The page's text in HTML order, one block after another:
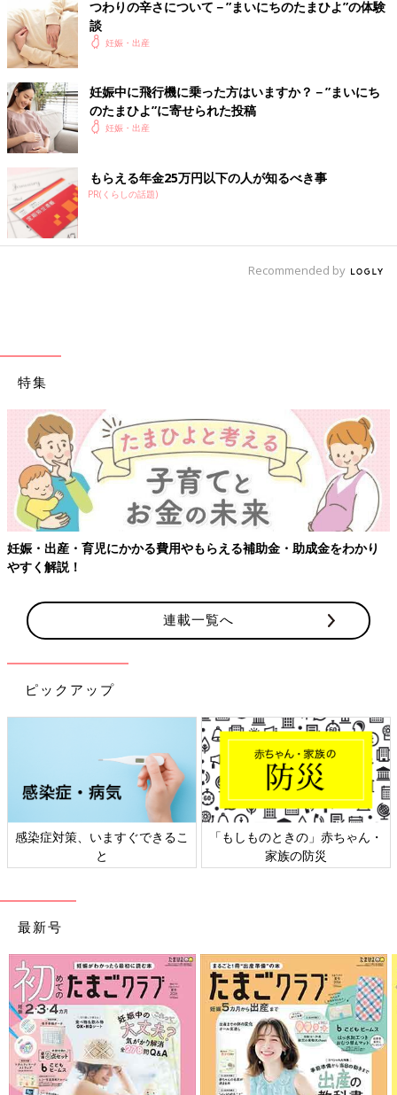
つわりの辛さについて－”まいにちのたまひよ”の体験
談
妊娠・出産
妊娠中に飛行機に乗った方はいますか？－”まいにち
のたまひよ”に寄せられた投稿
妊娠・出産
もらえる年金25万円以下の人が知るべき事
PR(くらしの話題)
Recommended by
特集
妊娠・出産・育児にかかる費用やもらえる補助金・助成金をわかり
やすく解説！
連載一覧へ
ピックアップ
感染症対策、いますぐできるこ
と
「もしものときの」赤ちゃん・
家族の防災
最新号